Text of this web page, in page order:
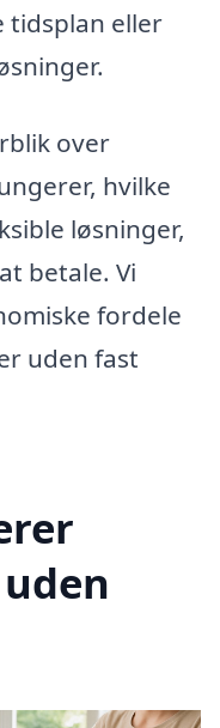
tidsplan eller
over
hvilke
løsninger,
betale. Vi
fordele
uden fast